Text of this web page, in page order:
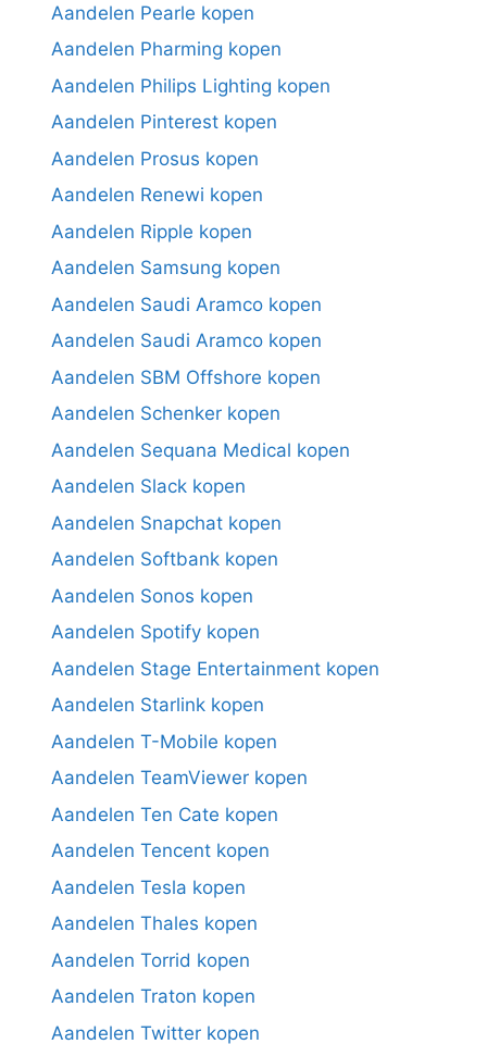
Aandelen Pearle kopen
Aandelen Pharming kopen
Aandelen Philips Lighting kopen
Aandelen Pinterest kopen
Aandelen Prosus kopen
Aandelen Renewi kopen
Aandelen Ripple kopen
Aandelen Samsung kopen
Aandelen Saudi Aramco kopen
Aandelen Saudi Aramco kopen
Aandelen SBM Offshore kopen
Aandelen Schenker kopen
Aandelen Sequana Medical kopen
Aandelen Slack kopen
Aandelen Snapchat kopen
Aandelen Softbank kopen
Aandelen Sonos kopen
Aandelen Spotify kopen
Aandelen Stage Entertainment kopen
Aandelen Starlink kopen
Aandelen T-Mobile kopen
Aandelen TeamViewer kopen
Aandelen Ten Cate kopen
Aandelen Tencent kopen
Aandelen Tesla kopen
Aandelen Thales kopen
Aandelen Torrid kopen
Aandelen Traton kopen
Aandelen Twitter kopen